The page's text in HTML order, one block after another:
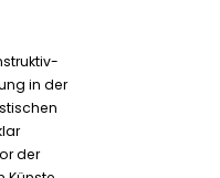
in der
der